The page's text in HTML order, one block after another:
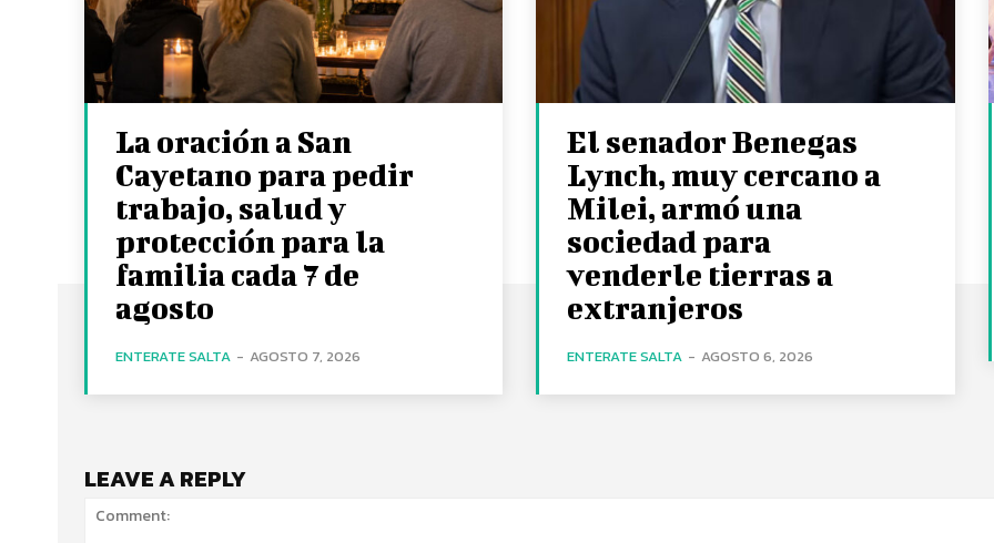
La oración a San
Cayetano para pedir
trabajo, salud y
protección para la
familia cada 7 de
agosto
ENTERATE SALTA - AGOSTO 7, 2026
El senador Benegas
Lynch, muy cercano a
Milei, armó una
sociedad para
venderle tierras a
extranjeros
ENTERATE SALTA - AGOSTO 6, 2026
LEAVE A REPLY